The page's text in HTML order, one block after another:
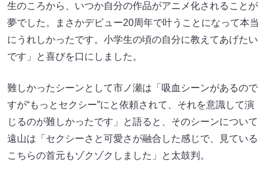
生のころから、いつか自分の作品がアニメ化されることが
夢でした。まさかデビュー20周年で叶うことになって本当
にうれしかったです。小学生の頃の自分に教えてあげたい
です」と喜びを口にしました。
難しかったシーンとして市ノ瀬は「吸血シーンがあるので
すが“もっとセクシー”にと依頼されて、それを意識して演
じるのが難しかったです」と語ると、そのシーンについて
遠山は「セクシーさと可愛さが融合した感じで、見ている
こちらの首元もゾクゾクしました」と太鼓判。